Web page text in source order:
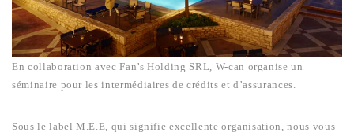
En collaboration avec Fan’s Holding SRL, W-can organise un
séminaire pour les intermédiaires de crédits et d’assurances.
Sous le label M.E.E, qui signifie excellente organisation, nous vous